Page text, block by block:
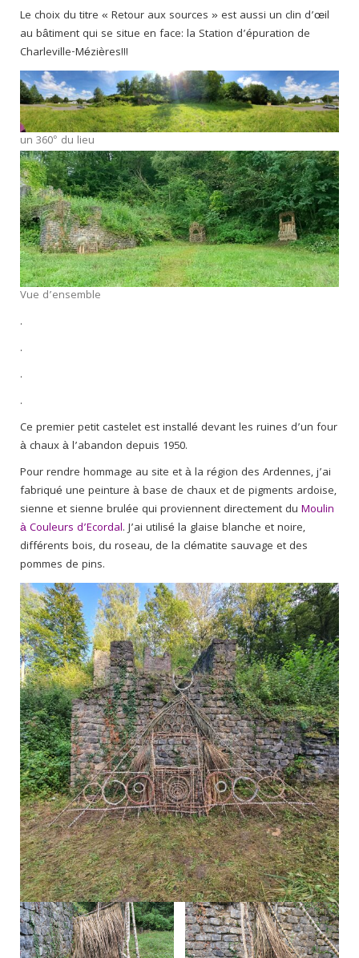
Le choix du titre « Retour aux sources » est aussi un clin d’œil
au bâtiment qui se situe en face: la Station d’épuration de
Charleville-Mézières!!!
un 360° du lieu
Vue d’ensemble
.
.
.
.
Ce premier petit castelet est installé devant les ruines d’un four
à chaux à l’abandon depuis 1950.
Pour rendre hommage au site et à la région des Ardennes, j’ai
fabriqué une peinture à base de chaux et de pigments ardoise,
sienne et sienne brulée qui proviennent directement du Moulin
à Couleurs d’Ecordal. J’ai utilisé la glaise blanche et noire,
différents bois, du roseau, de la clématite sauvage et des
pommes de pins.